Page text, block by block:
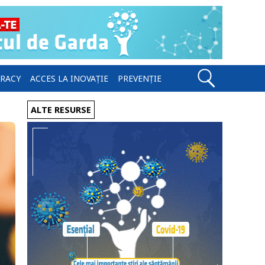
ACCES LA INOVAȚIE PREVENȚIE
ALTE RESURSE